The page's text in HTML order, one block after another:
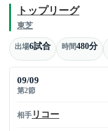
トップリーグ
東芝
出場6試合 時間480分
09/09
第2節
相手 リコー